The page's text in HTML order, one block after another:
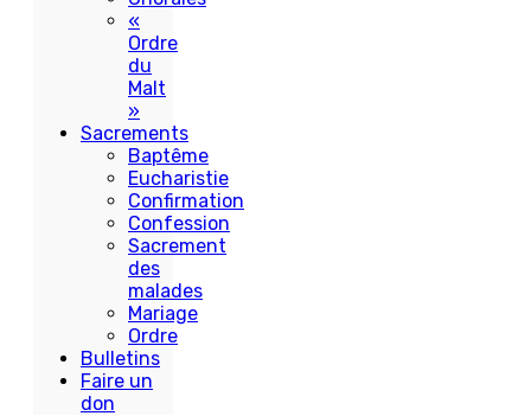
«
Ordre
du
Malt
»
Sacrements
Baptême
Eucharistie
Confirmation
Confession
Sacrement
des
malades
Mariage
Ordre
Bulletins
Faire un
don